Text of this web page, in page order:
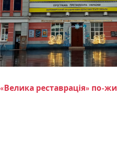
«Велика реставрація» по-